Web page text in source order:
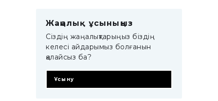
Жаңалық ұсыныңыз
Сіздің жаңалықтарыңыз біздің
келесі айдарымыз болғанын
қалайсыз ба?
Ұсыну